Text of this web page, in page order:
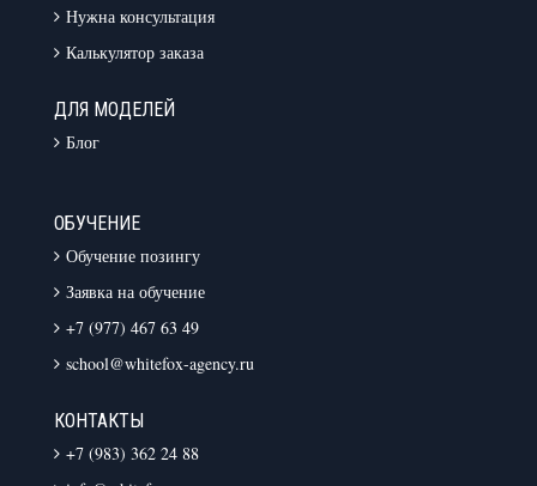
Нужна консультация
Калькулятор заказа
ДЛЯ МОДЕЛЕЙ
Блог
ОБУЧЕНИЕ
Обучение позингу
Заявка на обучение
+7 (977) 467 63 49
school@whitefox-agency.ru
КОНТАКТЫ
+7 (983) 362 24 88